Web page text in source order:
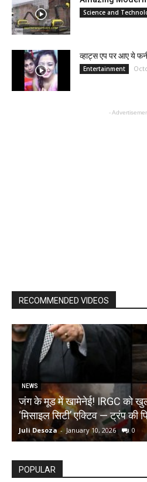
Science and
व्हाट्स एप पर आए ये
Entertainment
-
RECOMMENDED VIDEOS
NEWS
जंग के मूड में खामेनेई! IRGC को
‘मिसाइल सिटी’ एक्टिव — ट्रंप की
Juli Desoza - January 10, 2026 0
POPULAR